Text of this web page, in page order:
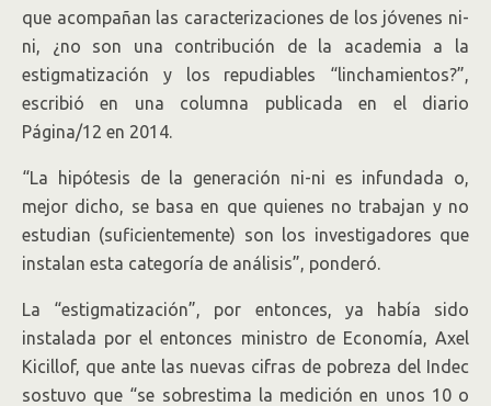
que acompañan las caracterizaciones de los jóvenes ni-
ni, ¿no son una contribución de la academia a la
estigmatización y los repudiables “linchamientos?”,
escribió en una columna publicada en el diario
Página/12 en 2014.
“La hipótesis de la generación ni-ni es infundada o,
mejor dicho, se basa en que quienes no trabajan y no
estudian (suficientemente) son los investigadores que
instalan esta categoría de análisis”, ponderó.
La “estigmatización”, por entonces, ya había sido
instalada por el entonces ministro de Economía, Axel
Kicillof, que ante las nuevas cifras de pobreza del Indec
sostuvo que “se sobrestima la medición en unos 10 o